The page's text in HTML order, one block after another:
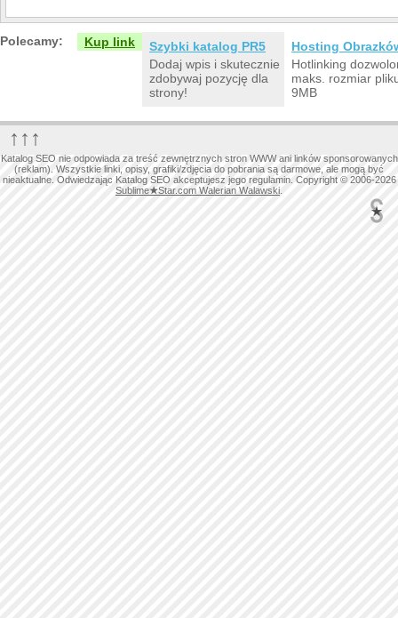
Polecamy: Kup link
Szybki katalog PR5
Dodaj wpis i skutecznie
zdobywaj pozycję dla
strony!
Hosting
Hotlinking
maks. rozmiar
9MB
↑↑↑
Katalog SEO nie odpowiada za treść zewnętrznych stron WWW ani linków sponsorowanych
(reklam). Wszystkie linki, opisy, grafiki/zdjęcia do pobrania są darmowe, ale mogą być
nieaktualne. Odwiedzając Katalog SEO akceptujesz jego regulamin. Copyright © 2006-2026
Sublime★Star.com Walerian Walawski